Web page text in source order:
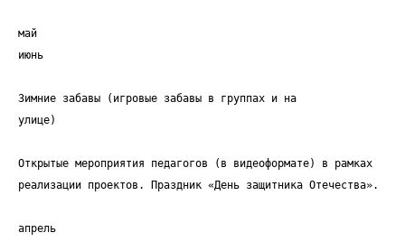
май
июнь
Зимние забавы (игровые забавы в группах и на
улице)
Открытые мероприятия педагогов (в видеоформате) в рамках
реализации проектов. Праздник «День защитника Отечества».
апрель